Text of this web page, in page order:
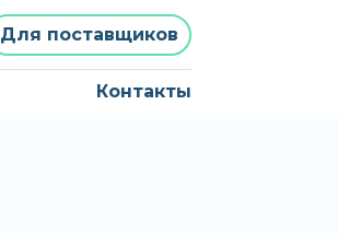
Для поставщиков
Контакты